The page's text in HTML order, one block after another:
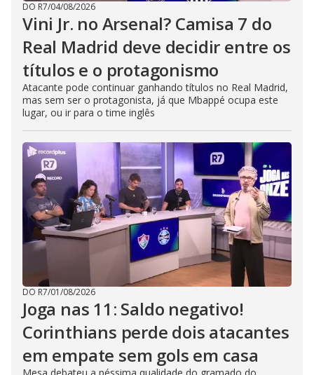
DO R7/04/08/2026
Vini Jr. no Arsenal? Camisa 7 do
Real Madrid deve decidir entre os
títulos e o protagonismo
Atacante pode continuar ganhando títulos no Real Madrid,
mas sem ser o protagonista, já que Mbappé ocupa este
lugar, ou ir para o time inglês
DO R7/01/08/2026
Joga nas 11: Saldo negativo!
Corinthians perde dois atacantes
em empate sem gols em casa